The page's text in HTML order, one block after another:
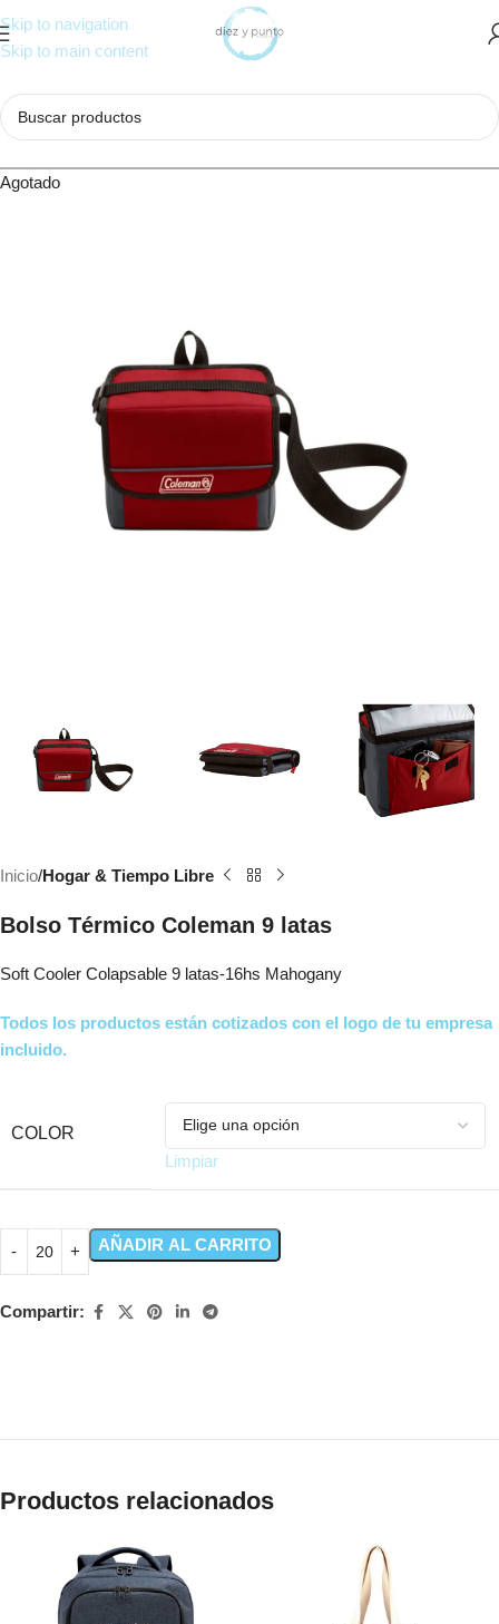
Skip to navigation
Skip to main content
Agotado
Inicio Hogar & Tiempo Libre
Bolso Térmico Coleman 9 latas
Soft Cooler Colapsable 9 latas-16hs Mahogany
Todos los productos están cotizados con el logo de tu empresa
incluido.
COLOR
Limpiar
AÑADIR AL CARRITO
Compartir:
Productos relacionados